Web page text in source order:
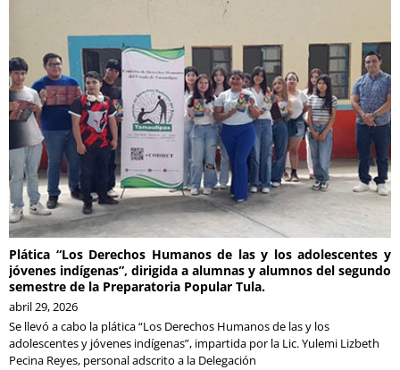
Plática “Los Derechos Humanos de las y los adolescentes y
jóvenes indígenas”, dirigida a alumnas y alumnos del segundo
semestre de la Preparatoria Popular Tula.
abril 29, 2026
Se llevó a cabo la plática “Los Derechos Humanos de las y los
adolescentes y jóvenes indígenas”, impartida por la Lic. Yulemi Lizbeth
Pecina Reyes, personal adscrito a la Delegación